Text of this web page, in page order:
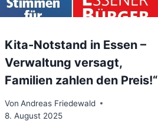
Kita-Notstand in Essen –
Verwaltung versagt,
Familien zahlen den Preis!“
Von Andreas Friedewald
8. August 2025